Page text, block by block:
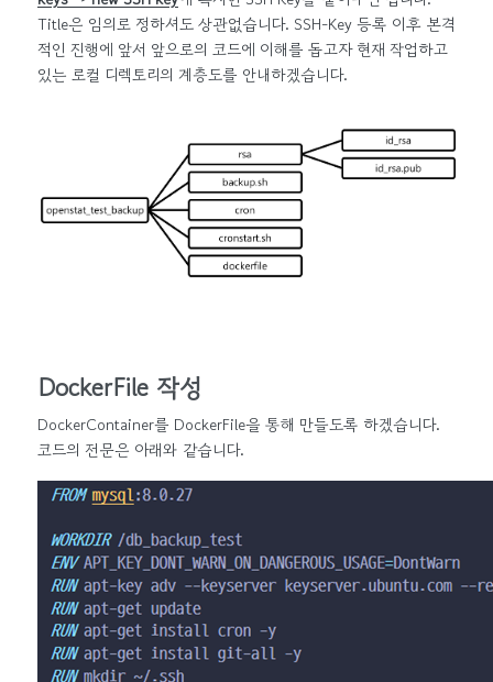
Title은 임의로 정하셔도 상관없습니다. SSH-Key 등록 이후 본격
적인 진행에 앞서 앞으로의 코드에 이해를 돕고자 현재 작업하고
있는 로컬 디렉토리의 계층도를 안내하겠습니다.
DockerFile 작성
DockerContainer를 DockerFile을 통해 만들도록 하겠습니다.
코드의 전문은 아래와 같습니다.